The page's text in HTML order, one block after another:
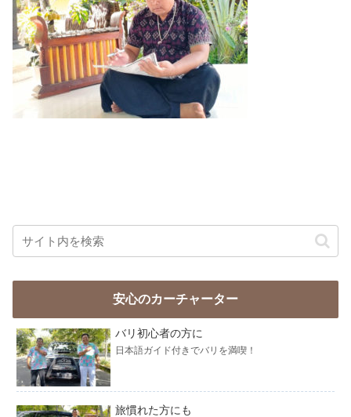
安心のカーチャーター
バリ初心者の方に
日本語ガイド付きでバリを満喫！
旅慣れた方にも